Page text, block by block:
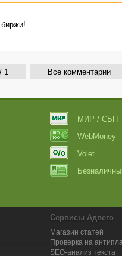
1 Все комментарии
МИР / СБП
WebMoney
Volet
Сервисы Адвего
Магазин статей
Проверка на
SEO-анализ текста